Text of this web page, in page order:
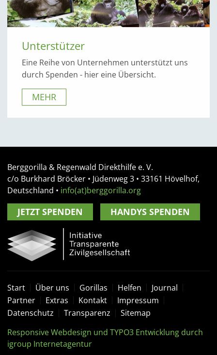
Unterstützer
Eine Reihe von Unternehmen unterstützt uns
durch Spenden - hier eine Übersicht.
MEHR
Berggorilla & Regenwald Direkthilfe e. V.
c/o Burkhard Bröcker • Jüdenweg 3 • 33161 Hövelhof,
Deutschland • info(at)berggorilla.org
JETZT SPENDEN HANDYS SPENDEN
Start Über uns Gorillas Helfen
Journal
Partner
Extras Kontakt
Impressum
Datenschutz
Transparenz
Sitemap
Responsive Webdesign und TYPO3 Entwicklung durch
igroup Internetagentur